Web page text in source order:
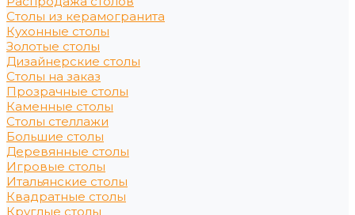
Столы из керамогранита
Кухонные столы
Золотые столы
Дизайнерские столы
Столы на заказ
Прозрачные столы
Каменные столы
Столы стеллажи
Большие столы
Деревянные столы
Игровые столы
Итальянские столы
Квадратные столы
Круглые столы